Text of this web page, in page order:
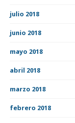
julio 2018
junio 2018
mayo 2018
abril 2018
marzo 2018
febrero 2018